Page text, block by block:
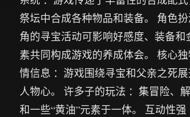
祭坛中合成各种物品和装备。 角色
角的寻宝活动可影响好感度、装备和
素共同构成游戏的养成体会。 核心
情信息 ：游戏围绕寻宝和父亲之死
人物心。 许多子的玩法 ：集冒险、
和一些“黄油”元素于一体。 互动性